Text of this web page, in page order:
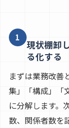
1
現状棚卸
る化する
まずは業務改善
集」「構成」「
に分解します。
数、関係者数を